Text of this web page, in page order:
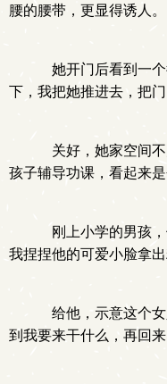
腰的腰带，更显得诱人。
她开门后看到一个
下，我把她推进去，把门
关好，她家空间不
孩子辅导功课，看起来
刚上小学的男孩，
我捏捏他的可爱小脸拿
给他，示意这个女
到我要来干什么，再回